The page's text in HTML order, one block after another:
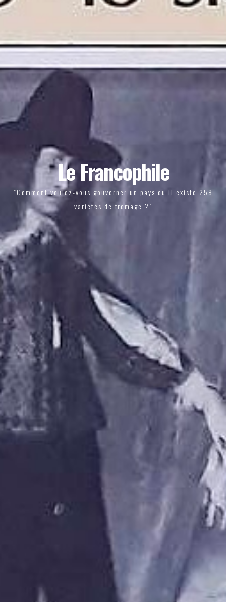
Le Francophile
"Comment voulez-vous gouverner un pays où il existe 258
variétés de fromage ?"